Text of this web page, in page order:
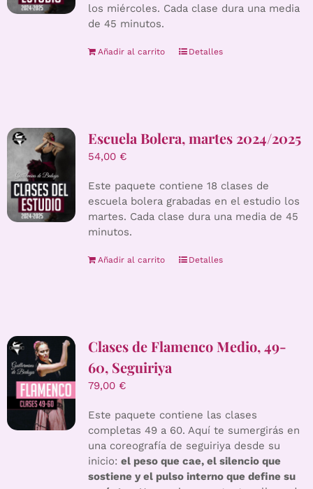
los miércoles. Cada clase dura una media
de 45 minutos.
Añadir al carrito Detalles
Escuela Bolera, martes 2024/2025
54,00 €
Este paquete contiene 18 clases de
escuela bolera grabadas en el estudio los
martes. Cada clase dura una media de 45
minutos.
Añadir al carrito Detalles
Clases de Flamenco Medio, 49-
60, Seguiriya
79,00 €
Este paquete contiene las clases
completas 49 a 60. Aquí te sumergirás en
una coreografía de seguiriya desde su
inicio: el peso que cae, el silencio que
sostiene y el pulso interno que define su